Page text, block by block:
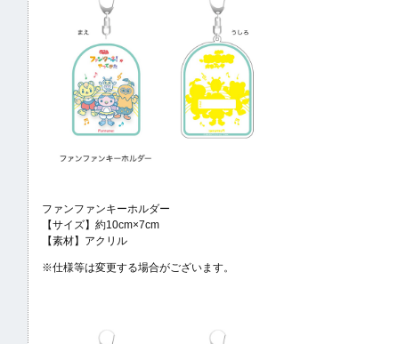
ファンファンキーホルダー
【サイズ】約10cm×7cm
【素材】アクリル
※仕様等は変更する場合がございます。